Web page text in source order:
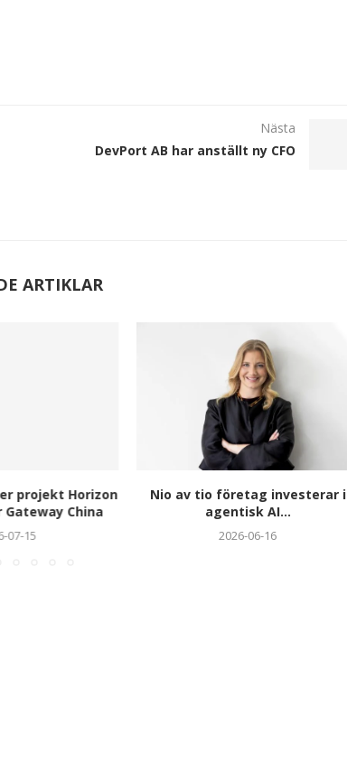
Nästa
DevPort AB har anställt ny CFO
ARTIKLAR
projekt Horizon
China
07-15
Nio av tio företag investerar i
agentisk AI...
2026-06-16